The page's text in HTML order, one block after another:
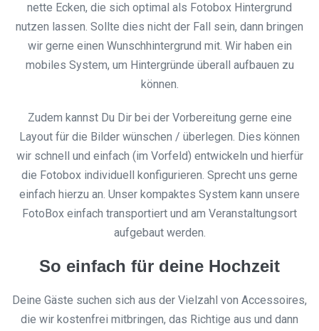
nette Ecken, die sich optimal als Fotobox Hintergrund
nutzen lassen. Sollte dies nicht der Fall sein, dann bringen
wir gerne einen Wunschhintergrund mit. Wir haben ein
mobiles System, um Hintergründe überall aufbauen zu
können.
Zudem kannst Du Dir bei der Vorbereitung gerne eine
Layout für die Bilder wünschen / überlegen. Dies können
wir schnell und einfach (im Vorfeld) entwickeln und hierfür
die Fotobox individuell konfigurieren. Sprecht uns gerne
einfach hierzu an. Unser kompaktes System kann unsere
FotoBox einfach transportiert und am Veranstaltungsort
aufgebaut werden.
So einfach für deine Hochzeit
Deine Gäste suchen sich aus der Vielzahl von Accessoires,
die wir kostenfrei mitbringen, das Richtige aus und dann